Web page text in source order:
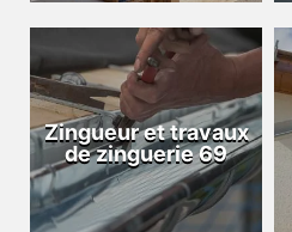
Zingueur et travaux
de zinguerie 69